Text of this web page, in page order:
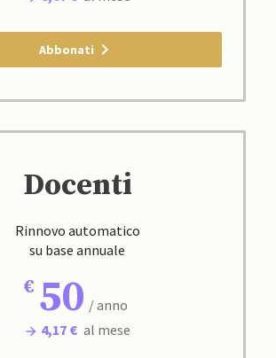
Abbonati
Docenti
Rinnovo automatico
su base annuale
50 / anno
4,17 € al mese